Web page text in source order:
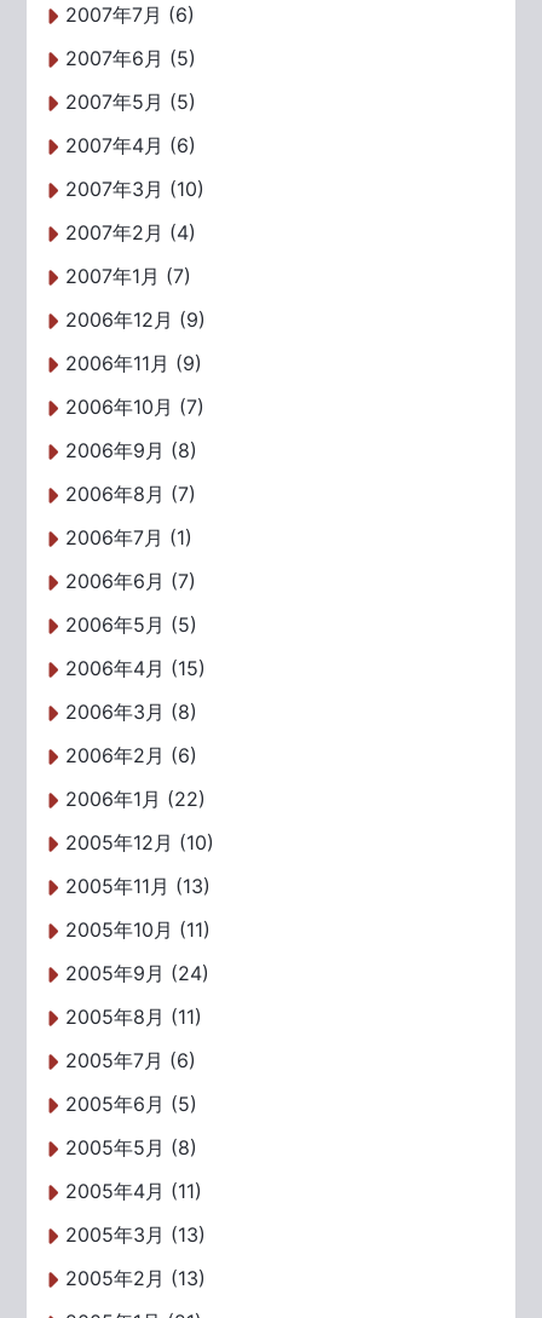
2007年7月 (6)
2007年6月 (5)
2007年5月 (5)
2007年4月 (6)
2007年3月 (10)
2007年2月 (4)
2007年1月 (7)
2006年12月 (9)
2006年11月 (9)
2006年10月 (7)
2006年9月 (8)
2006年8月 (7)
2006年7月 (1)
2006年6月 (7)
2006年5月 (5)
2006年4月 (15)
2006年3月 (8)
2006年2月 (6)
2006年1月 (22)
2005年12月 (10)
2005年11月 (13)
2005年10月 (11)
2005年9月 (24)
2005年8月 (11)
2005年7月 (6)
2005年6月 (5)
2005年5月 (8)
2005年4月 (11)
2005年3月 (13)
2005年2月 (13)